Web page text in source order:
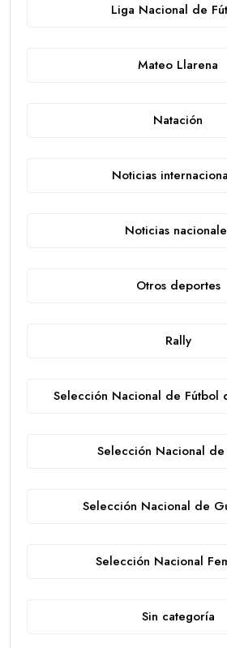
Liga Nacional de
Mateo Llarena
Natación
Noticias
Noticias
Otros deportes
Rally
Selección Nacional de Fútbol
Selección Nacional de
Selección Nacional de
Selección Nacional
Sin categoría